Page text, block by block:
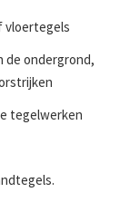
vloertegels
de ondergrond,
tegelwerken